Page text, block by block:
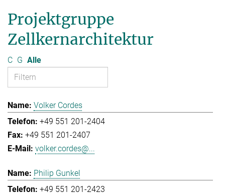
Projektgruppe
Zellkernarchitektur
C G Alle
Volker Cordes
+49 551 201-2404
+49 551 201-2407
volker.cordes@...
Philip Gunkel
+49 551 201-2423